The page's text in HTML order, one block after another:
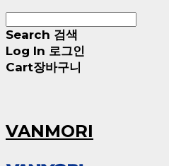
Search 검색
Log In 로그인
Cart장바구니
VANMORI